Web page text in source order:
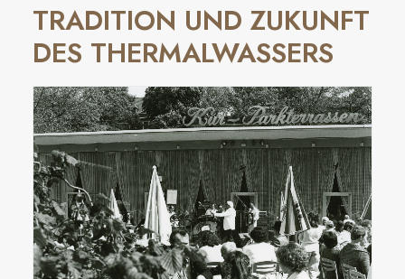
TRADITION UND ZUKUNFT
DES THERMALWASSERS